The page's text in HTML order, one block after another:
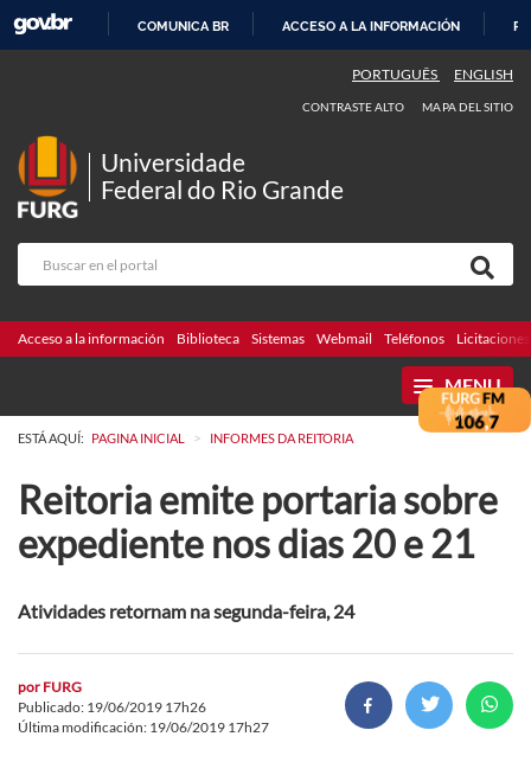
CONTENIDO
COMUNICA BR ACCESO A LA INFORMACIÓN
PORTUGUÊS ENGLISH
CONTRASTE ALTO MAPA DEL SITIO
Universidade
Federal do Rio Grande
Acceso a la información Biblioteca Sistemas Webmail Teléfonos Licitaciones
MENU
ESTÁ AQUÍ: PAGINA INICIAL > INFORMES DA REITORIA
Reitoria emite portaria sobre
expediente nos dias 20 e 21
Atividades retornam na segunda-feira, 24
por FURG
Publicado: 19/06/2019 17h26
Última modificación: 19/06/2019 17h27